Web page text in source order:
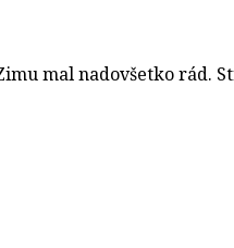
mal nadovšetko rád.